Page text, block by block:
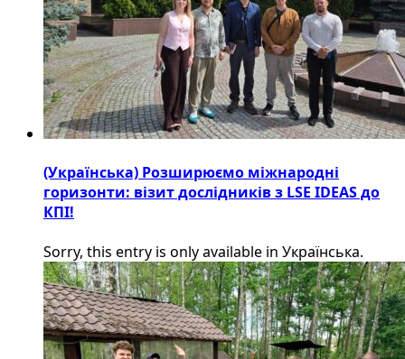
(Українська) Розширюємо міжнародні
горизонти: візит дослідників з LSE IDEAS до
КПІ!
Sorry, this entry is only available in Українська.